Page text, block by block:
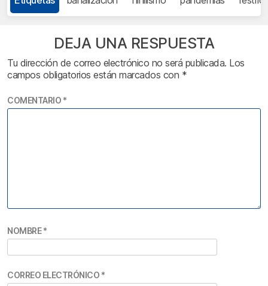
DEJA UNA RESPUESTA
Tu dirección de correo electrónico no será publicada. Los
campos obligatorios están marcados con *
COMENTARIO *
NOMBRE*
CORREO ELECTRÓNICO *